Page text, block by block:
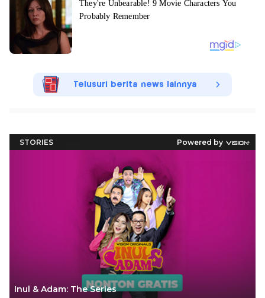
Telusuri berita news lainnya